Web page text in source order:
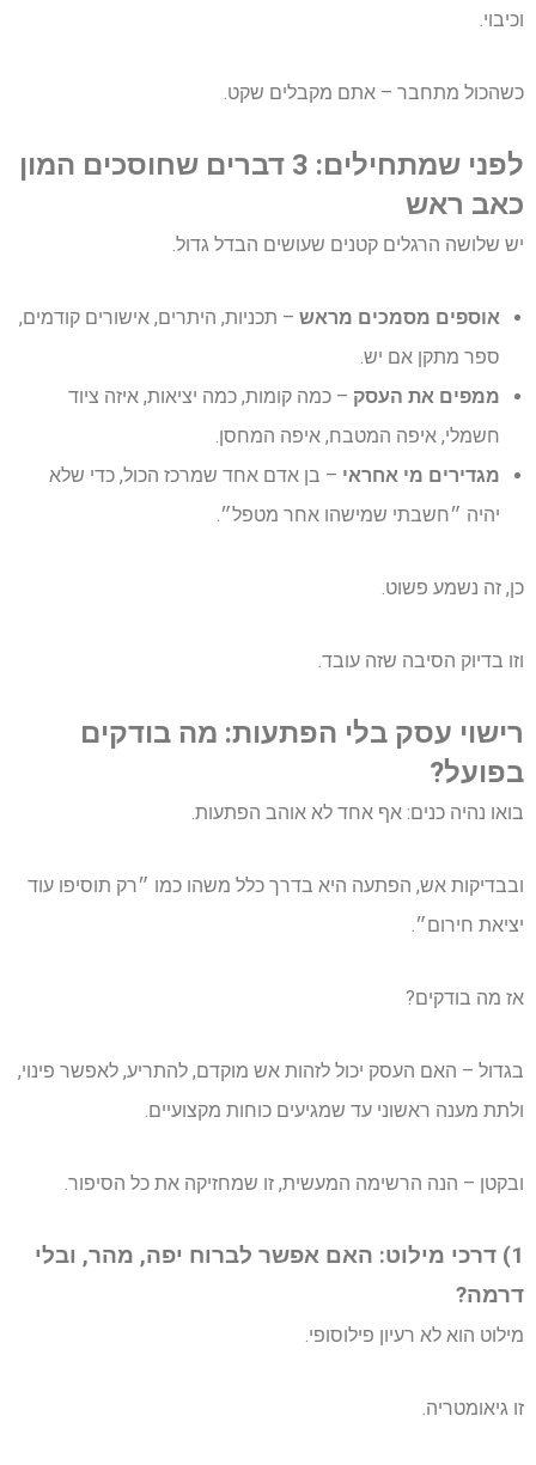
וכיבוי.
כשהכול מתחבר – אתם מקבלים שקט.
לפני שמתחילים: 3 דברים שחוסכים המון
כאב ראש
יש שלושה הרגלים קטנים שעושים הבדל גדול.
אוספים מסמכים מראש – תכניות, היתרים, אישורים קודמים,
ספר מתקן אם יש.
ממפים את העסק – כמה קומות, כמה יציאות, איזה ציוד
חשמלי, איפה המטבח, איפה המחסן.
מגדירים מי אחראי – בן אדם אחד שמרכז הכול, כדי שלא
יהיה ״חשבתי שמישהו אחר מטפל״.
כן, זה נשמע פשוט.
וזו בדיוק הסיבה שזה עובד.
רישוי עסק בלי הפתעות: מה בודקים
בפועל?
בואו נהיה כנים: אף אחד לא אוהב הפתעות.
ובבדיקות אש, הפתעה היא בדרך כלל משהו כמו ״רק תוסיפו עוד
יציאת חירום״.
אז מה בודקים?
בגדול – האם העסק יכול לזהות אש מוקדם, להתריע, לאפשר פינוי,
ולתת מענה ראשוני עד שמגיעים כוחות מקצועיים.
ובקטן – הנה הרשימה המעשית, זו שמחזיקה את כל הסיפור.
1) דרכי מילוט: האם אפשר לברוח יפה, מהר, ובלי
דרמה?
מילוט הוא לא רעיון פילוסופי.
זו גיאומטריה.